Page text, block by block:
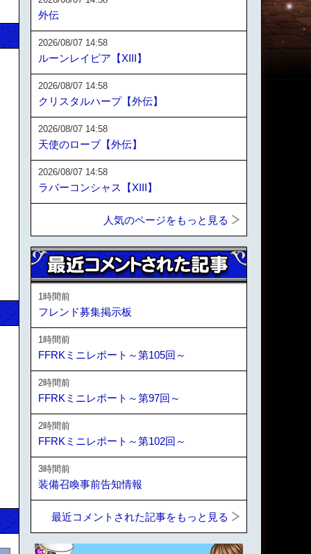
外伝
2026/08/07 14:58
ルーンレイピア【XIII】
2026/08/07 14:58
クリスタルハープ【外伝】
2026/08/07 14:58
天使のローブ【外伝】
2026/08/07 14:58
ラバーコンシャス【XIII】
人気のページをもっと見る
1時間前
フレンド募集掲示板
1時間前
FFRKミニレポート～第105回～
2時間前
FFRKミニレポート～第97回～
2時間前
FFRKミニレポート～第102回～
3時間前
装備召喚事前告知情報
最近コメントされた記事をもっと見る